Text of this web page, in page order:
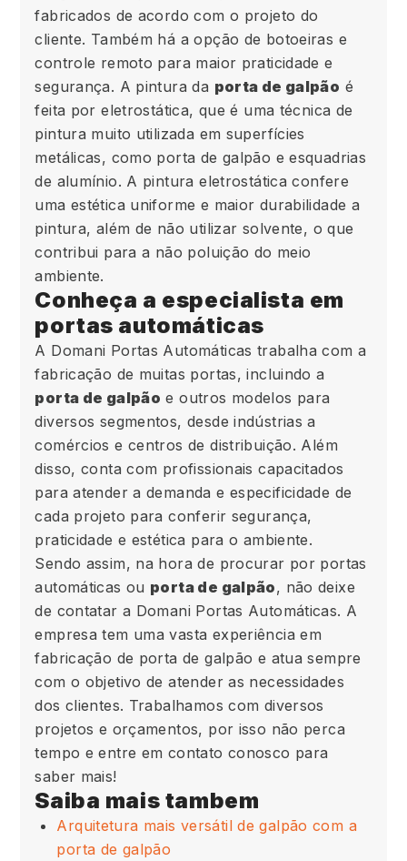
fabricados de acordo com o projeto do
cliente. Também há a opção de botoeiras e
controle remoto para maior praticidade e
segurança. A pintura da porta de galpão é
feita por eletrostática, que é uma técnica de
pintura muito utilizada em superfícies
metálicas, como porta de galpão e esquadrias
de alumínio. A pintura eletrostática confere
uma estética uniforme e maior durabilidade a
pintura, além de não utilizar solvente, o que
contribui para a não poluição do meio
ambiente.
Conheça a especialista em
portas automáticas
A Domani Portas Automáticas trabalha com a
fabricação de muitas portas, incluindo a
porta de galpão e outros modelos para
diversos segmentos, desde indústrias a
comércios e centros de distribuição. Além
disso, conta com profissionais capacitados
para atender a demanda e especificidade de
cada projeto para conferir segurança,
praticidade e estética para o ambiente.
Sendo assim, na hora de procurar por portas
automáticas ou porta de galpão, não deixe
de contatar a Domani Portas Automáticas. A
empresa tem uma vasta experiência em
fabricação de porta de galpão e atua sempre
com o objetivo de atender as necessidades
dos clientes. Trabalhamos com diversos
projetos e orçamentos, por isso não perca
tempo e entre em contato conosco para
saber mais!
Saiba mais tambem
Arquitetura mais versátil de galpão com a
porta de galpão